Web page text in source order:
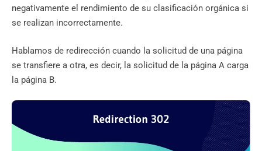
negativamente el rendimiento de su clasificación orgánica si
se realizan incorrectamente.
Hablamos de redirección cuando la solicitud de una página
se transfiere a otra, es decir, la solicitud de la página A carga
la página B.